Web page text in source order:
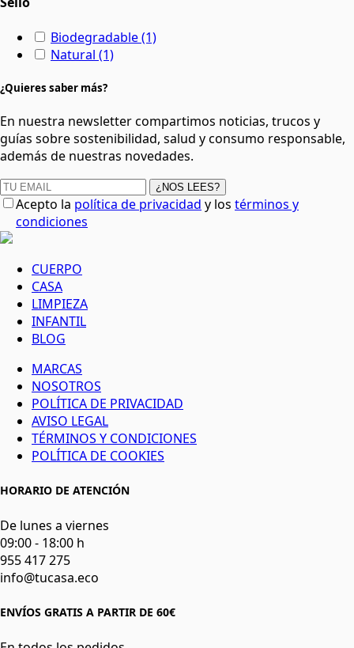
Biodegradable(1)
Natural (1)
¿Quieres saber más?
En nuestra newsletter compartimos noticias, trucos y
guías sobre sostenibilidad, salud y consumo responsable,
además de nuestras novedades.
¿NOS LEES?
Acepto la política de privacidad y los términos y
condiciones
CUERPO
CASA
LIMPIEZA
INFANTIL
BLOG
MARCAS
NOSOTROS
POLÍTICA DE PRIVACIDAD
AVISO LEGAL
TÉRMINOS Y CONDICIONES
POLÍTICA DE COOKIES
HORARIO DE ATENCIÓN
De lunes a viernes
09:00 - 18:00 h
955 417 275
info@tucasa.eco
ENVÍOS GRATIS A PARTIR DE 60€